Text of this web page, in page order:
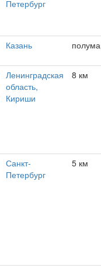
Петербург
Казань
Ленинградская
область,
Кириши
8 км
Санкт-
Петербург
5 км